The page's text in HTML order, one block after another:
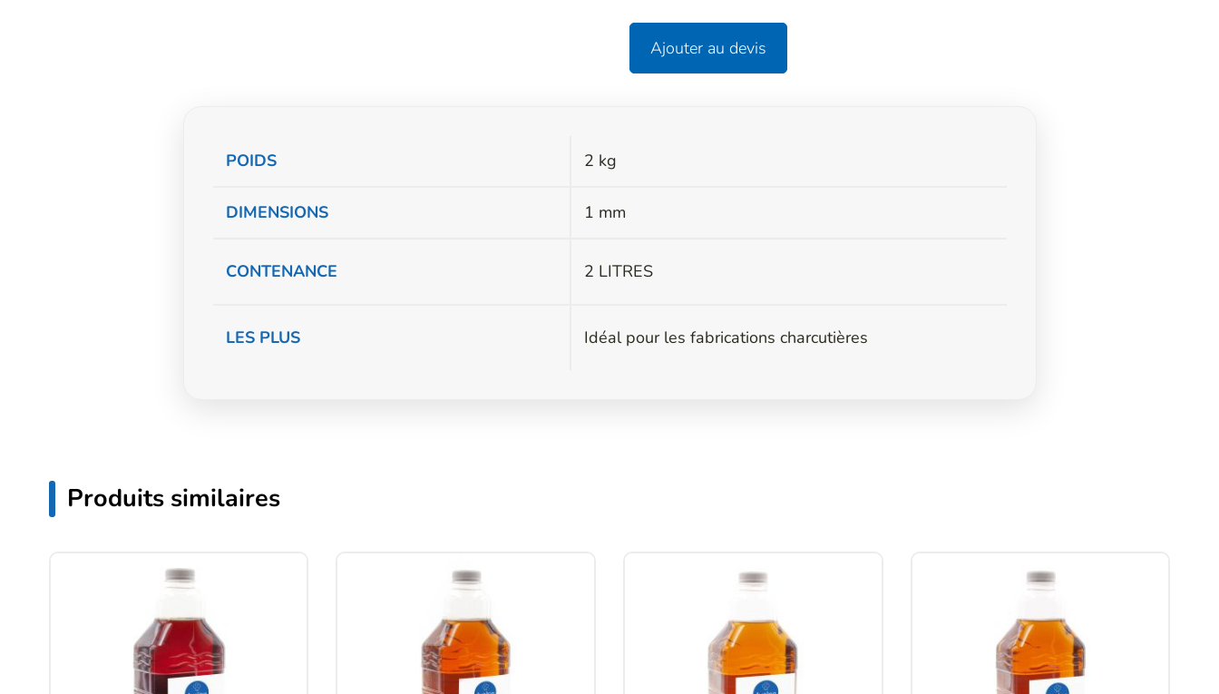
Ajouter au devis
Informations
POIDS 2 kg
DIMENSIONS 1 mm
CONTENANCE 2 LITRES
LES PLUS Idéal pour les fabrications charcutières
Produits similaires